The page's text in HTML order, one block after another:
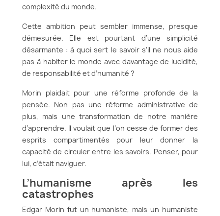
complexité du monde.
Cette ambition peut sembler immense, presque
démesurée. Elle est pourtant d’une simplicité
désarmante : à quoi sert le savoir s’il ne nous aide
pas à habiter le monde avec davantage de lucidité,
de responsabilité et d’humanité ?
Morin plaidait pour une réforme profonde de la
pensée. Non pas une réforme administrative de
plus, mais une transformation de notre manière
d’apprendre. Il voulait que l’on cesse de former des
esprits compartimentés pour leur donner la
capacité de circuler entre les savoirs. Penser, pour
lui, c’était naviguer.
L’humanisme après les
catastrophes
Edgar Morin fut un humaniste, mais un humaniste